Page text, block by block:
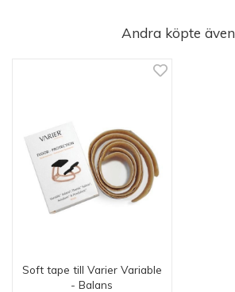
Andra köpte även
Soft tape till Varier Variable
- Balans